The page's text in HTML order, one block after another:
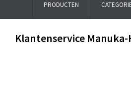
PRODUCTEN
Klantenservice